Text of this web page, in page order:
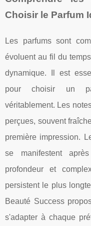
Choisir le Parfum
Les parfums sont
évoluent au fil du
dynamique. Il est
pour choisir un
véritablement. Les
perçues, souvent
première impression.
se manifestent
profondeur et
persistent le plus
Beauté Success
s'adapter à chaque